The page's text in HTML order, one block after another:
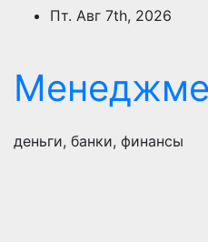
ПерейтиПт. Авг 7th, 2026
деньги, банки, финансы